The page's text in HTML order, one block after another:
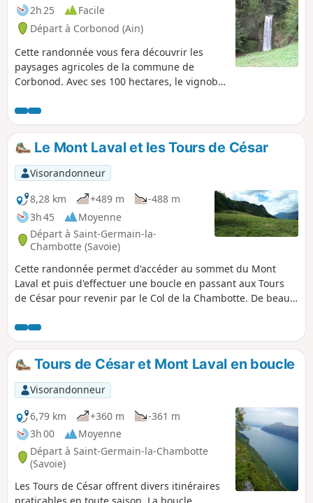
2h 25
Facile
Départ à Corbonod (Ain)
Cette randonnée vous fera découvrir les
paysages agricoles de la commune de
Corbonod. Avec ses 100 hectares, le vignoble
anciennes AOP de France (1942). Profitez de
cette randonnée pour déguster (avec
modération) chez nos viticulteurs les vins
blancs de cépage Molette et Altesse,
typiques de notre territoire. Vous pourrez
aussi faire une halte à la cascade d'Eilloux
pour profiter de sa fraîcheur.
Le Mont Laval et les Tours de César
Visorandonneur
8,28 km
+489 m
-488 m
3h 45
Moyenne
Départ à Saint-Germain-la-
Chambotte (Savoie)
Cette randonnée permet d'accéder au sommet du Mont
Laval et puis d'effectuer une boucle en passant aux Tours
de César pour revenir par le Col de la Chambotte. De beaux
environnants.
Tours de César et Mont Laval en boucle
Visorandonneur
6,79 km
+360 m
-361 m
3h 00
Moyenne
Départ à Saint-Germain-la-Chambotte
(Savoie)
Les Tours de César offrent divers itinéraires